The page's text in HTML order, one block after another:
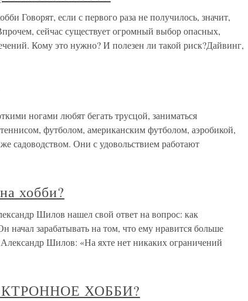
Говорят, если с первого раза не получилось, значит,
сейчас существует огромный выбор опасных,
Кому это нужно? И полезен ли такой риск?Дайвинг,
ногами любят бегать трусцой, заниматься
футболом, американским футболом, аэробикой,
садоводством. Они с удовольствием работают
хобби?
Шилов нашел свой ответ на вопрос: как
начал зарабатывать на том, что ему нравится больше
Александр Шилов: «На яхте нет никаких ограничений
ХОББИ?